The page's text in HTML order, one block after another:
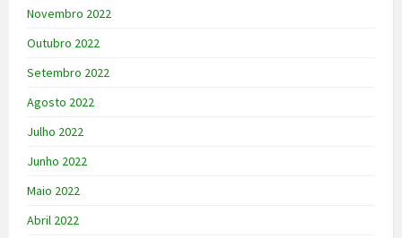
Novembro 2022
Outubro 2022
Setembro 2022
Agosto 2022
Julho 2022
Junho 2022
Maio 2022
Abril 2022